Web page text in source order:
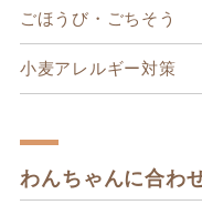
ごほうび・ごちそう
小麦アレルギー対策
わんちゃんに合わ